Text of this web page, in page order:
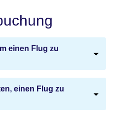
einen Flug zu
einen Flug zu